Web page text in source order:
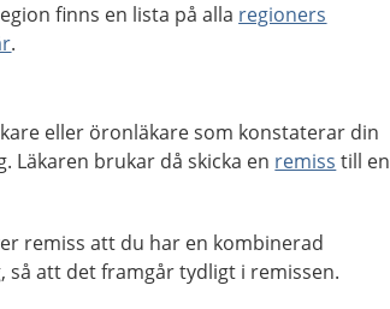
finns en lista på alla regioners
.
eller öronläkare som konstaterar din
Läkaren brukar då skicka en remiss till en
remiss att du har en kombinerad
att det framgår tydligt i remissen.